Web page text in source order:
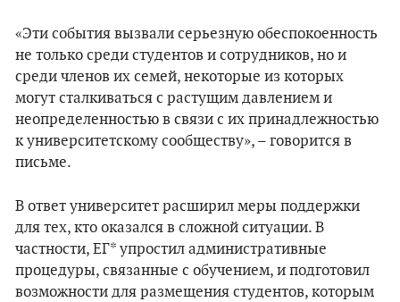
«Эти события вызвали серьезную обеспокоенность
не только среди студентов и сотрудников, но и
среди членов их семей, некоторые из которых
могут сталкиваться с растущим давлением и
неопределенностью в связи с их принадлежностью
к университетскому сообществу», – говорится в
письме.
В ответ университет расширил меры поддержки
для тех, кто оказался в сложной ситуации. В
частности, ЕГ* упростил административные
процедуры, связанные с обучением, и подготовил
возможности для размещения студентов, которым